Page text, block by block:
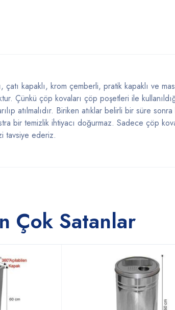
kapaklı, krom çemberli, pratik kapaklı ve
Çünkü çöp kovaları çöp poşetleri ile
atılmalıdır. Biriken atıklar belirli bir süre
bir temizlik ihtiyacı doğurmaz. Sadece çöp
tavsiye ederiz.
Çok Satanlar